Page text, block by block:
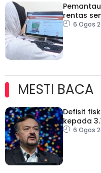
rentas
6 Ogos
MESTI BACA
Defisit
kepada
6 Ogos